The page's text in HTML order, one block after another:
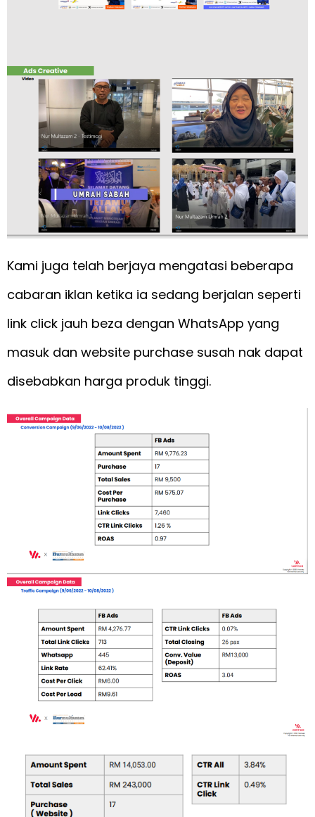
Kami juga telah berjaya mengatasi beberapa
cabaran iklan ketika ia sedang berjalan seperti
link click jauh beza dengan WhatsApp yang
masuk dan website purchase susah nak dapat
disebabkan harga produk tinggi.